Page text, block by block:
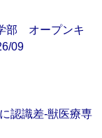
部 オープンキ
09
認識差‐獣医療専